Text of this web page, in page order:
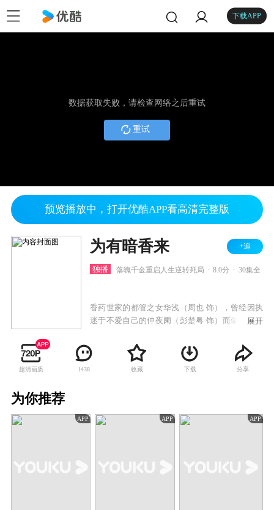
下载APP
数据获取失败，请检查网络之后重试
重试
预览播放中，打开优酷APP看高清完整版
为有暗香来 +追
独播 落魄千金重启人生逆转死局 8.0分 30集全
香药世家的都管之女华浅（周也 饰），曾经因执
迷于不爱自己的仲夜阑（彭楚粤 饰）而做下了错
华浅惊醒发现自己回到了与仲夜阑的大婚之夜，
历经生死后华浅大彻大悟并下定决心弥补前错重
新来过。这一次她开始重视身边的家人和朋友，
回正途。在这个过程中，过往的谜团也逐渐浮出
展开
超清画质 1438 收藏 下载 分享
为你推荐
APP APP APP